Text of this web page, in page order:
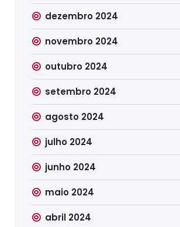
dezembro 2024
novembro 2024
outubro 2024
setembro 2024
agosto 2024
julho 2024
junho 2024
maio 2024
abril 2024